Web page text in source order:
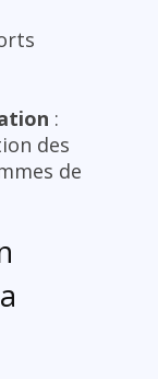
:
des
de